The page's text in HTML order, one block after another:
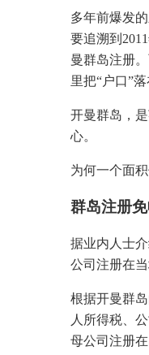
多年前爆发
要追溯到
曼群岛注册
里把“户口”
开曼群岛，
心。
为何一个面
群岛注册
据业内人士
公司注册在
根据开曼群
人所得税、
母公司注册